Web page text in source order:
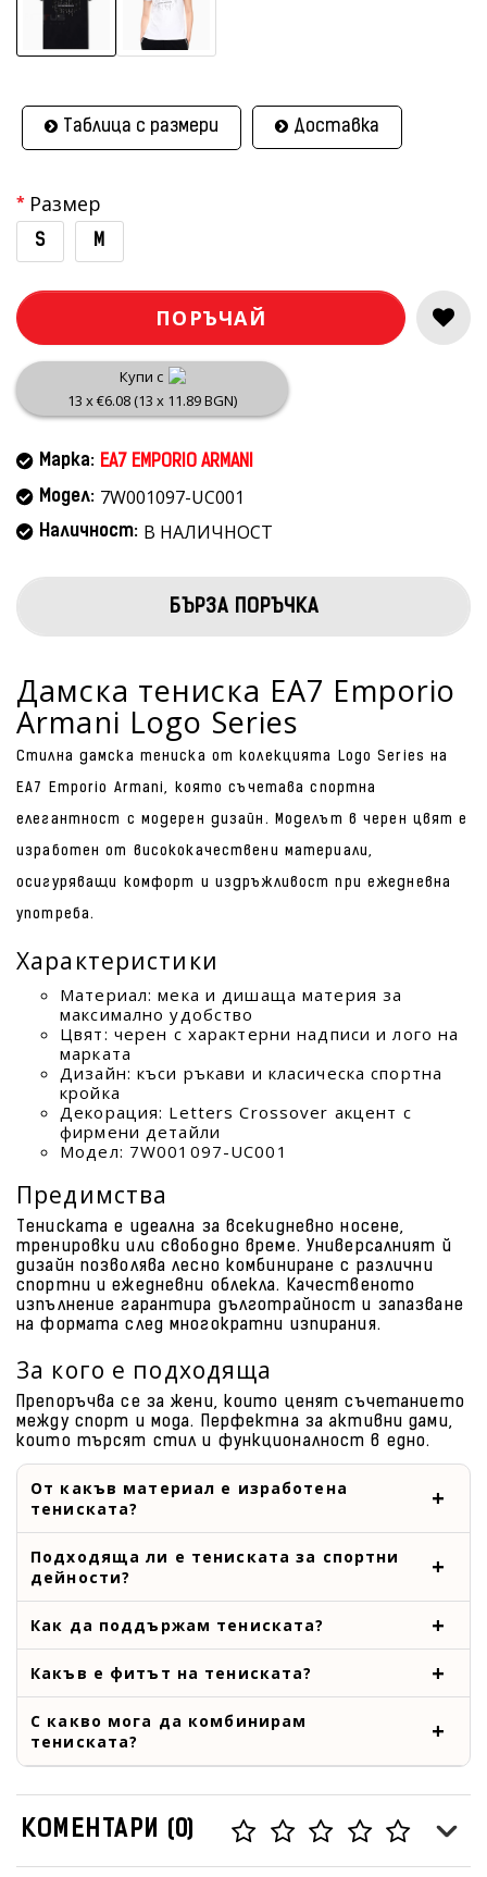
Таблица с размери Доставка
Размер
S M
ПОРЪЧАЙ
Купи с
13 x €6.08 (13 x 11.89 BGN)
Марка: EA7 EMPORIO ARMANI
Модел: 7W001097-UC001
Наличност: В НАЛИЧНОСТ
БЪРЗА ПОРЪЧКА
Дамска тениска EA7 Emporio
Armani Logo Series
Стилна дамска тениска от колекцията Logo Series на
EA7 Emporio Armani, която съчетава спортна
елегантност с модерен дизайн. Моделът в черен цвят е
изработен от висококачествени материали,
осигуряващи комфорт и издръжливост при ежедневна
употреба.
Характеристики
Материал: мека и дишаща материя за
максимално удобство
Цвят: черен с характерни надписи и лого на
марката
Дизайн: къси ръкави и класическа спортна
кройка
Декорация: Letters Crossover акцент с
фирмени детайли
Модел: 7W001097-UC001
Предимства
Тениската е идеална за всекидневно носене,
тренировки или свободно време. Универсалният й
дизайн позволява лесно комбиниране с различни
спортни и ежедневни облекла. Качественото
изпълнение гарантира дълготрайност и запазване
на формата след многократни изпирания.
За кого е подходяща
Препоръчва се за жени, които ценят съчетанието
между спорт и мода. Перфектна за активни дами,
които търсят стил и функционалност в едно.
От какъв материал е изработена
тениската?
Подходяща ли е тениската за спортни
дейности?
Как да поддържам тениската?
Какъв е фитът на тениската?
С какво мога да комбинирам
тениската?
КОМЕНТАРИ (0)